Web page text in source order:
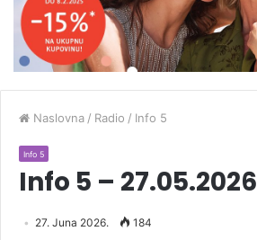
Naslovna / Radio / Info 5
Info 5
Info 5 – 27.05.2026
27. Juna 2026. 184